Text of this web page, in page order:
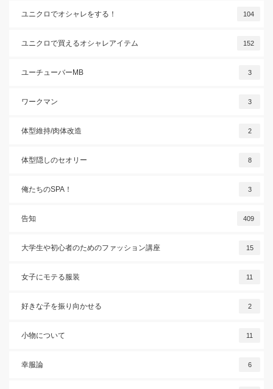
ユニクロでオシャレをする！ 104
ユニクロで買えるオシャレアイテム 152
ユーチューバーMB 3
ワークマン 3
体型維持/肉体改造 2
体型隠しのセオリー 8
俺たちのSPA！ 3
告知 409
大学生や初心者のためのファッション講座 15
女子にモテる服装 11
好きな子を振り向かせる 2
小物について 11
幸服論 6